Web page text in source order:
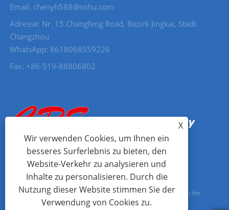
Email: chenyh588@sohu.com
Adresse: Nr. 15 Changfeng Road, Bezirk Jingkai, Stadt
Changzhou
WhatsApp: 8618068559226
Fax: +86-519-88806802
Copyright © 2023 Changzhou Ceres Machinery Co., Ltd. Alle Rechte
X
Wir verwenden Cookies, um Ihnen ein
besseres Surferlebnis zu bieten, den
Website-Verkehr zu analysieren und
Inhalte zu personalisieren. Durch die
Nutzung dieser Website stimmen Sie der
Verwendung von Cookies zu.